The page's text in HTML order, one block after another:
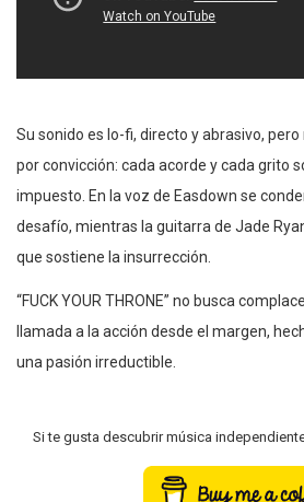
Su sonido es lo-fi, directo y abrasivo,
por convicción: cada acorde y cada grito
impuesto. En la voz de Easdown se
desafío, mientras la guitarra de Jade
que sostiene la insurrección.
“FUCK YOUR THRONE” no busca
llamada a la acción desde el margen,
una pasión irreductible.
Si te gusta descubrir música